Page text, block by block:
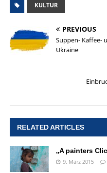
KULTUR
PREVIOUS
Suppen- Kaffee-
Ukraine
RELATED ARTICLES
„A painters
9. März 2015